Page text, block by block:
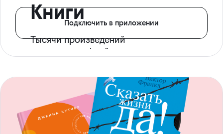
Книги
Тысячи произведений
с доступом офлайн
Подключить в приложении